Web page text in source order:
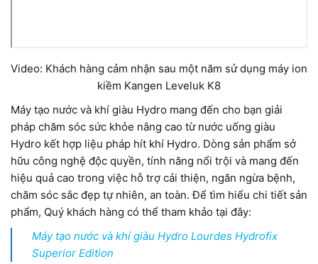
Video: Khách hàng cảm nhận sau một năm sử dụng máy ion
kiềm Kangen Leveluk K8
Máy tạo nước và khí giàu Hydro mang đến cho bạn giải
pháp chăm sóc sức khỏe nâng cao từ nước uống giàu
Hydro kết hợp liệu pháp hít khí Hydro. Dòng sản phẩm sở
hữu công nghệ độc quyền, tính năng nổi trội và mang đến
hiệu quả cao trong việc hỗ trợ cải thiện, ngăn ngừa bệnh,
chăm sóc sắc đẹp tự nhiên, an toàn. Để tìm hiểu chi tiết sản
phẩm, Quý khách hàng có thể tham khảo tại đây:
Máy tạo nước và khí giàu Hydro Lourdes Hydrofix
Superior Edition